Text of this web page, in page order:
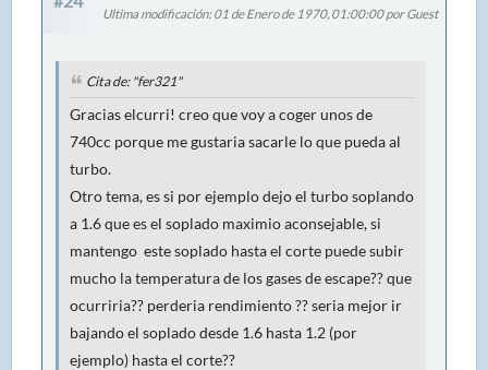
Ultima modificación: 01 de Enero de 1970, 01:00:00 por Guest
Cita de: "fer321"
Gracias elcurri! creo que voy a coger unos de
740cc porque me gustaria sacarle lo que pueda al
turbo.
Otro tema, es si por ejemplo dejo el turbo soplando
a 1.6 que es el soplado maximio aconsejable, si
mantengo este soplado hasta el corte puede subir
mucho la temperatura de los gases de escape?? que
ocurriria?? perderia rendimiento ?? seria mejor ir
bajando el soplado desde 1.6 hasta 1.2 (por
ejemplo) hasta el corte??